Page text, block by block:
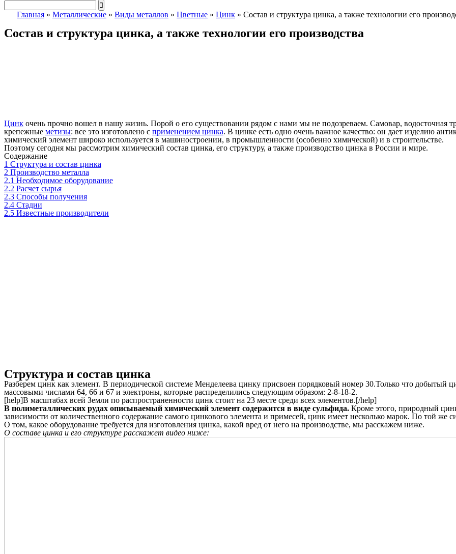
Главная » Металлические » Виды металлов » Цветные » Цинк » Состав и структура цинка, а также технологии его
Состав и структура цинка, а также технологии его производства
Цинк очень прочно вошел в нашу жизнь. Порой о его существовании рядом с нами мы не подозреваем. Самовар, водосточная
крепежные метизы: все это изготовлено с применением цинка. В цинке есть одно очень важное качество: он дает изделию
химический элемент широко используется в машиностроении, в промышленности (особенно химической) и в строительстве.
Поэтому сегодня мы рассмотрим химический состав цинка, его структуру, а также производство цинка в России и мире.
Содержание
1 Структура и состав цинка
2 Производство металла
2.1 Необходимое оборудование
2.2 Расчет сырья
2.3 Способы получения
2.4 Стадии
2.5 Известные производители
Структура и состав цинка
Разберем цинк как элемент. В периодической системе Менделеева цинку присвоен порядковый номер 30.Только что добытый
массовыми числами 64, 66 и 67 и электроны, которые распределились следующим образом: 2-8-18-2.
[help]В масштабах всей Земли по распространенности цинк стоит на 23 месте среди всех элементов.[/help]
В полиметаллических рудах описываемый химический элемент содержится в виде сульфида. Кроме этого, природный
зависимости от количественного содержание самого цинкового элемента и примесей, цинк имеет несколько марок. По той же
О том, какое оборудование требуется для изготовления цинка, какой вред от него на производстве, мы расскажем ниже.
О составе цинка и его структуре расскажет видео ниже: